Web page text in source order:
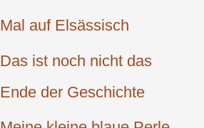
Mal auf Elsäs­sisch
Das ist noch nicht das
Ende der Ge­schichte